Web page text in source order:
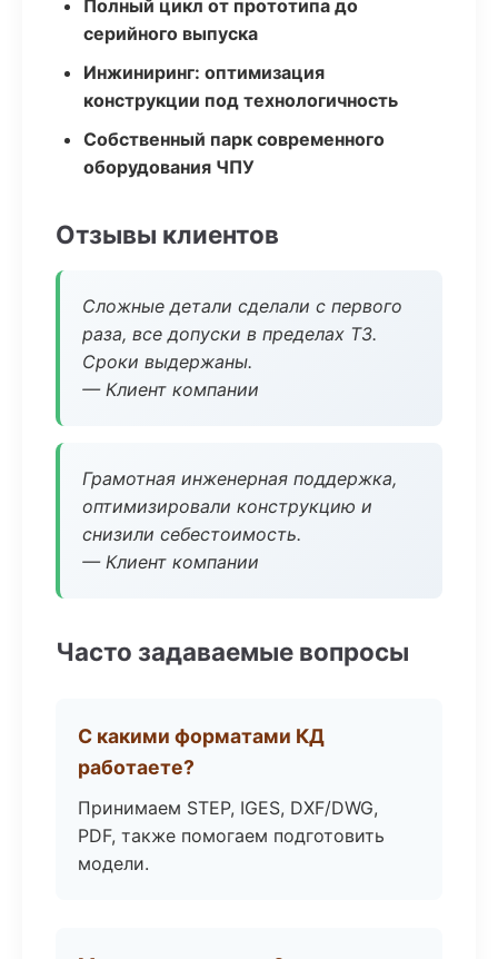
Полный цикл от прототипа до
серийного выпуска
Инжиниринг: оптимизация
конструкции под технологичность
Собственный парк современного
оборудования ЧПУ
Отзывы клиентов
Сложные детали сделали с первого
раза, все допуски в пределах ТЗ.
Сроки выдержаны.
— Клиент компании
Грамотная инженерная поддержка,
оптимизировали конструкцию и
снизили себестоимость.
— Клиент компании
Часто задаваемые вопросы
С какими форматами КД
работаете?
Принимаем STEP, IGES, DXF/DWG,
PDF, также помогаем подготовить
модели.